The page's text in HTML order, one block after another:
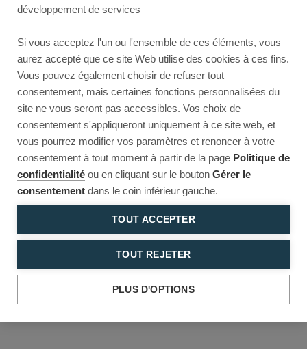
développement de services
Si vous acceptez l'un ou l'ensemble de ces éléments, vous
aurez accepté que ce site Web utilise des cookies à ces fins.
Vous pouvez également choisir de refuser tout
consentement, mais certaines fonctions personnalisées du
site ne vous seront pas accessibles. Vos choix de
consentement s'appliqueront uniquement à ce site web, et
vous pourrez modifier vos paramètres et renoncer à votre
consentement à tout moment à partir de la page Politique de
confidentialité ou en cliquant sur le bouton Gérer le
consentement dans le coin inférieur gauche.
TOUT ACCEPTER
TOUT REJETER
PLUS D'OPTIONS
Reload to try again, or go back.
Reload Back